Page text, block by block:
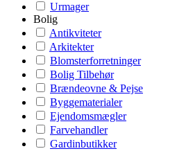
Urmager
Bolig
Antikviteter
Arkitekter
Blomsterforretninger
Bolig Tilbehør
Brændeovne & Pejse
Byggematerialer
Ejendomsmægler
Farvehandler
Gardinbutikker